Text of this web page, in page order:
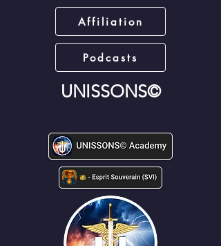
Affiliation
Podcasts
UNISSONS©